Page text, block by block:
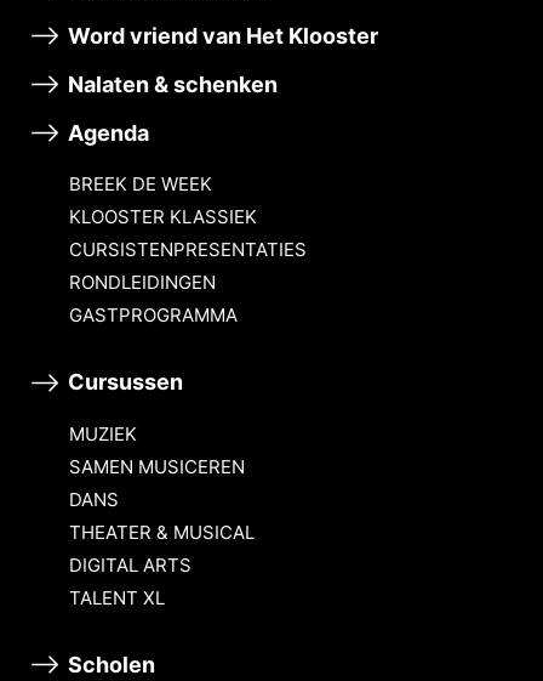
Word vriend van Het Klooster
Nalaten & schenken
Agenda
BREEK DE WEEK
KLOOSTER KLASSIEK
CURSISTENPRESENTATIES
RONDLEIDINGEN
GASTPROGRAMMA
Cursussen
MUZIEK
SAMEN MUSICEREN
DANS
THEATER & MUSICAL
DIGITAL ARTS
TALENT XL
Scholen